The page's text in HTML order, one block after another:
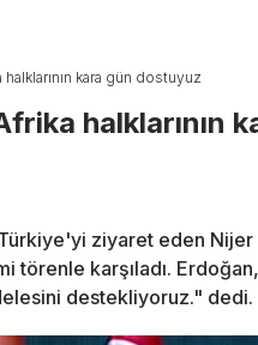
kara gün dostuyuz
halklarının
ziyaret eden Nijer
karşıladı.
destekliyoruz." dedi.